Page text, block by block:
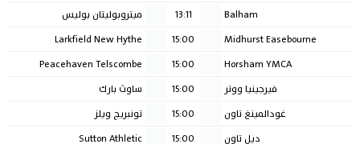
Balham
13:11
ميتروبوليتان بوليس
Midhurst Easebourne
15:00
Larkfield New Hythe
Horsham YMCA
15:00
Peacehaven Telscombe
فيرجينيا ووتر
15:00
ساوث بارك
غودالمينغ تاون
15:00
تونبريج ويلز
ديل تاون
15:00
Sutton Athletic